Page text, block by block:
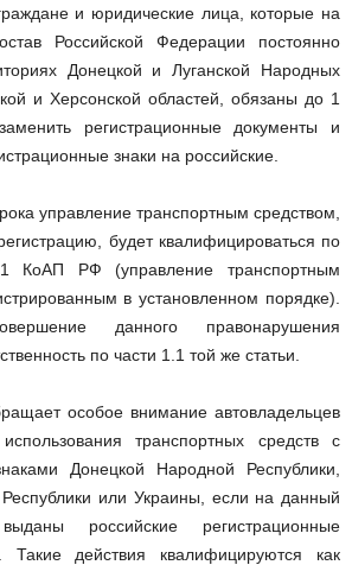
и юридические лица, которые на
Российской Федерации постоянно
Донецкой и Луганской Народных
и Херсонской областей, обязаны до 1
регистрационные документы и
знаки на российские.
управление транспортным средством,
будет квалифицироваться по
КоАП РФ (управление транспортным
в установленном порядке).
данного правонарушения
по части 1.1 той же статьи.
особое внимание автовладельцев
транспортных средств с
Донецкой Народной Республики,
или Украины, если на данный
российские регистрационные
Такие действия квалифицируются как